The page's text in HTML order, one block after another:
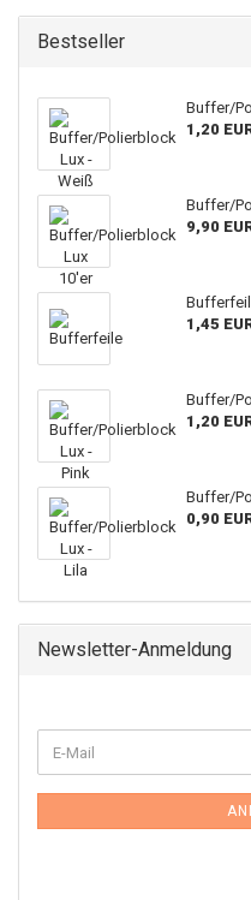
Bestseller
Buffer/
1,20
Buffer/
9,90
1,45
Buffer/
1,20
Buffer/
0,90
Newsletter-Anmeldung